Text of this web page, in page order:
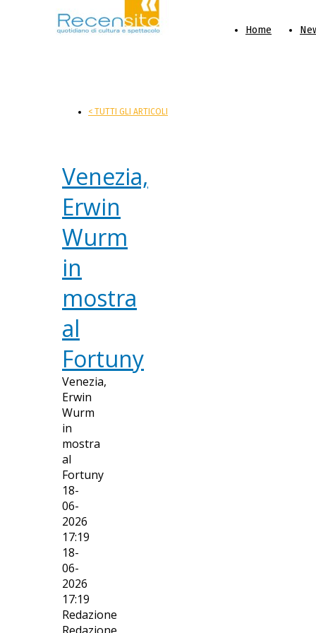
Home
< TUTTI GLI ARTICOLI
Venezia,
Erwin
Wurm
in
mostra
al
Fortuny
Venezia,
Erwin
Wurm
in
mostra
al
Fortuny
18-
06-
2026
17:19
18-
06-
2026
17:19
Redazione